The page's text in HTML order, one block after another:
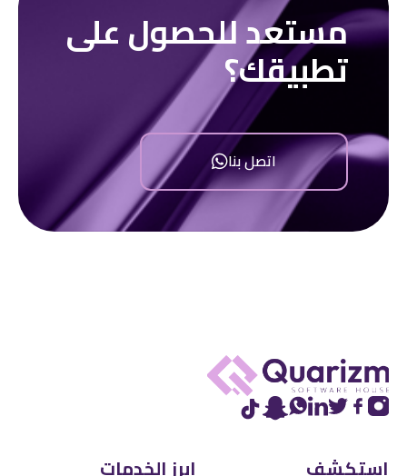
مستعد للحصول على
تطبيقك؟
اتصل بنا
استكشف ابرز الخدمات